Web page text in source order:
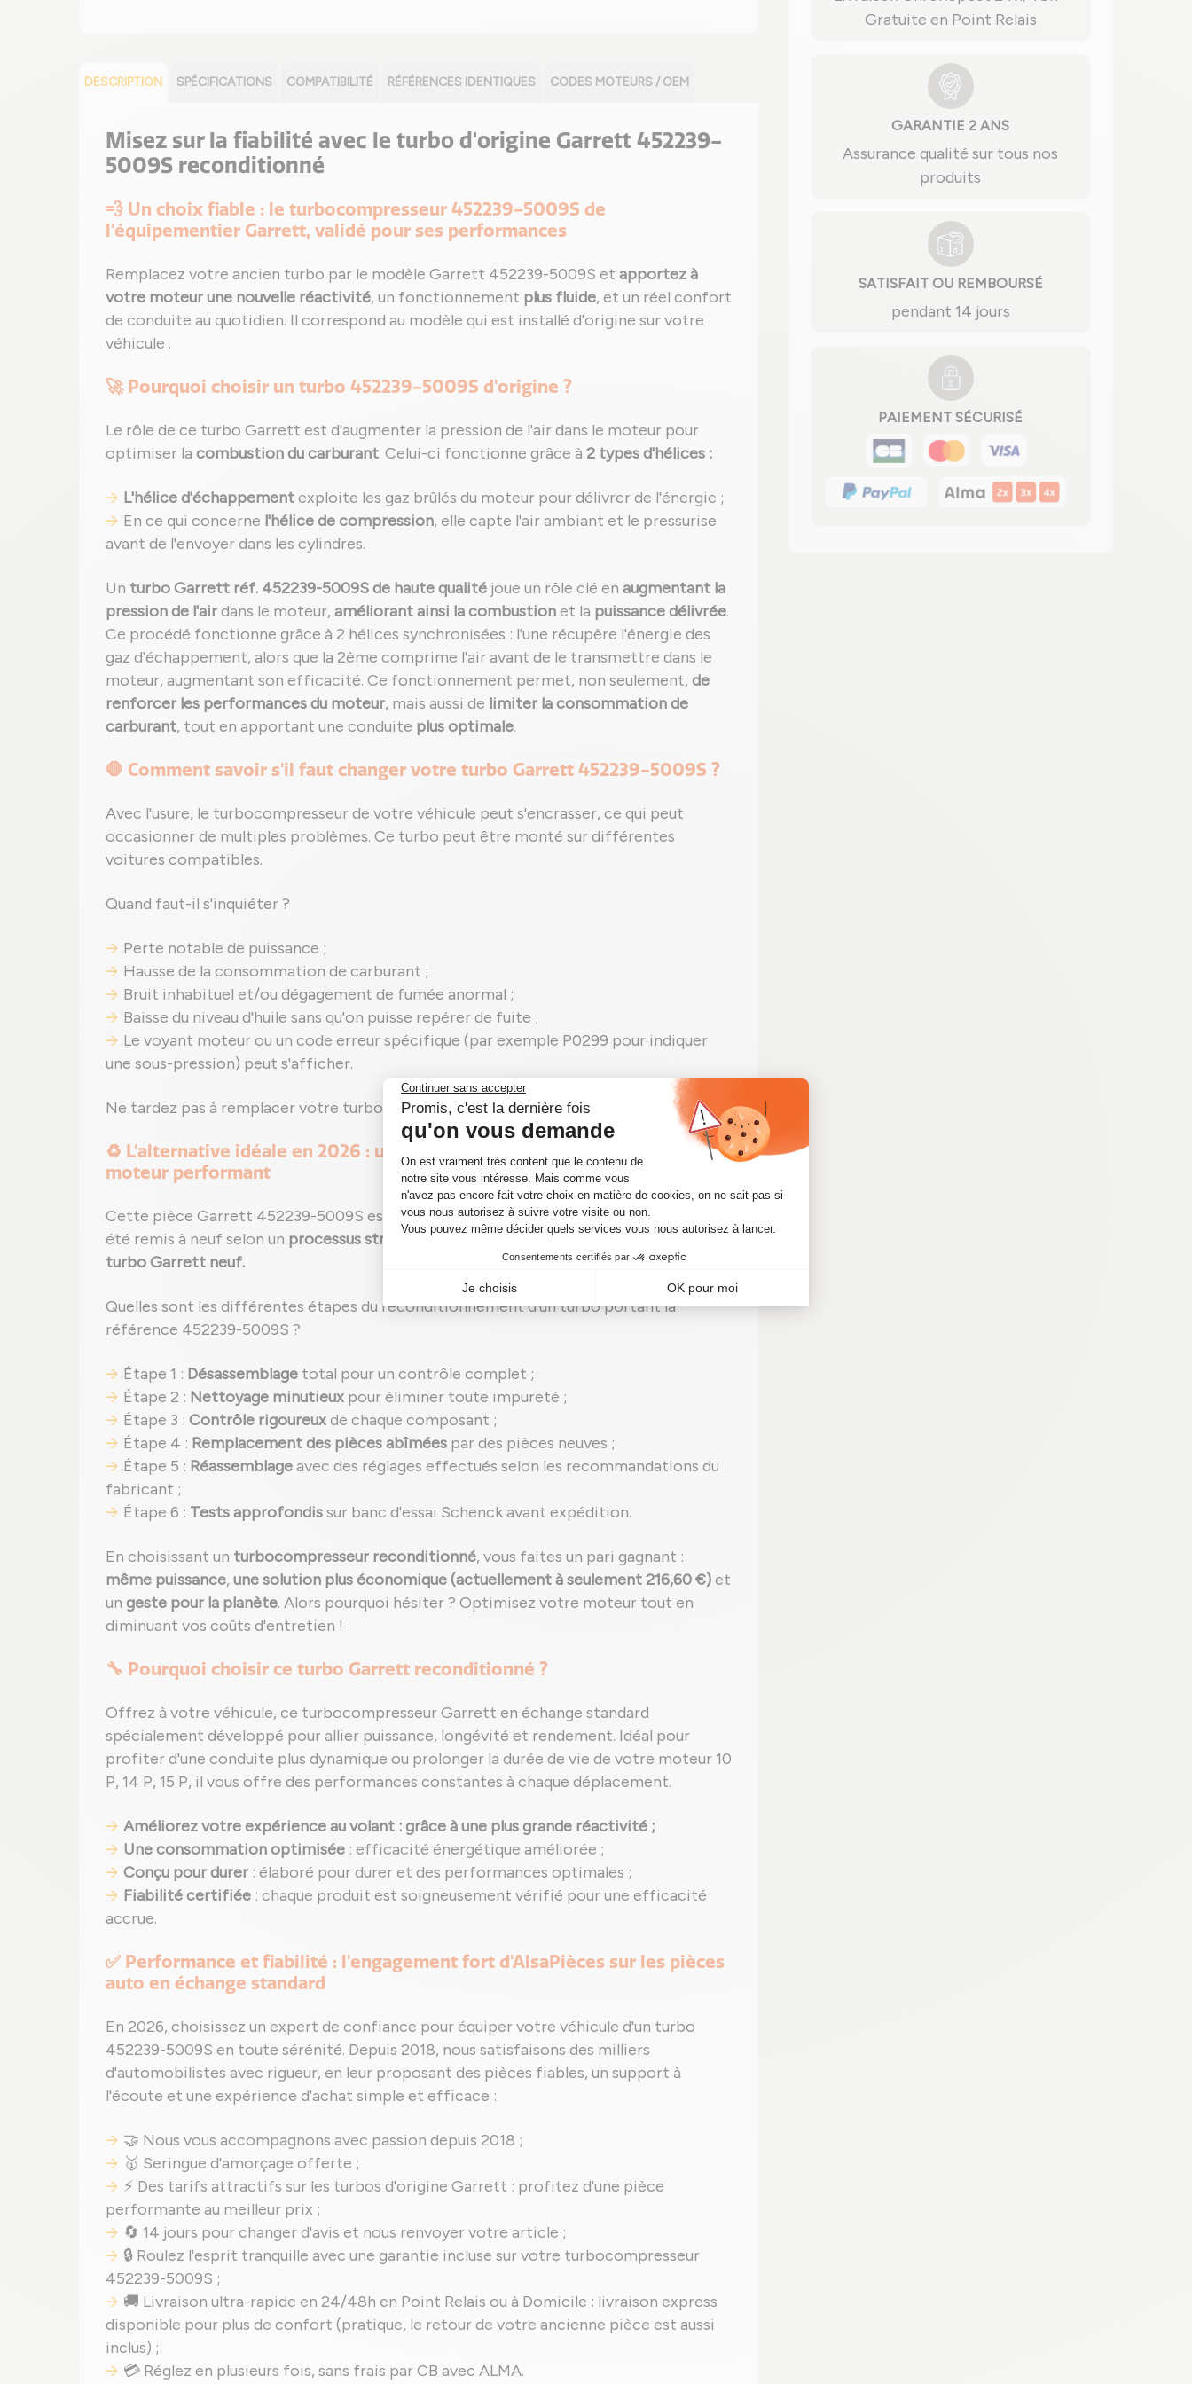
DESCRIPTION SPÉCIFICATIONS COMPATIBILITÉ RÉFÉRENCES IDENTIQUES CODES MOTEURS / OEM
Misez sur la fiabilité avec le turbo d'origine Garrett 452239-
5009S reconditionné
💨 Un choix fiable : le turbocompresseur 452239-5009S de
l'équipementier Garrett, validé pour ses performances
Remplacez votre ancien turbo par le modèle Garrett 452239-5009S et apportez à
votre moteur une nouvelle réactivité, un fonctionnement plus fluide, et un réel confort
de conduite au quotidien. Il correspond au modèle qui est installé d'origine sur votre
véhicule .
🚀 Pourquoi choisir un turbo 452239-5009S d'origine ?
Le rôle de ce turbo Garrett est d'augmenter la pression de l'air dans le moteur pour
optimiser la combustion du carburant. Celui-ci fonctionne grâce à 2 types d'hélices :
L'hélice d'échappementexploite les gaz brûlés du moteur pour délivrer de l'énergie ;
En ce qui concerne l'hélice de compression, elle capte l'air ambiant et le pressurise
avant de l'envoyer dans les cylindres.
Un turbo Garrett réf. 452239-5009S de haute qualité joue un rôle clé en augmentant la
pression de l'airdans le moteur, améliorant ainsi la combustionet la puissance délivrée.
Ce procédé fonctionne grâce à 2 hélices synchronisées : l'une récupère l'énergie des
gaz d'échappement, alors que la 2ème comprime l'air avant de le transmettre dans le
moteur, augmentant son efficacité. Ce fonctionnement permet, non seulement, de
renforcer les performances du moteur, mais aussi de limiter la consommation de
carburant, tout en apportant une conduite plus optimale.
🛑 Comment savoir s'il faut changer votre turbo Garrett 452239-5009S ?
Avec l'usure, le turbocompresseur de votre véhicule peut s'encrasser, ce qui peut
occasionner de multiples problèmes. Ce turbo peut être monté sur différentes
voitures compatibles.
Quand faut-il s'inquiéter ?
Perte notable de puissance ;
Hausse de la consommation de carburant ;
Bruit inhabituel et/ou dégagement de fumée anormal ;
Baisse du niveau d'huile sans qu'on puisse repérer de fuite ;
Le voyant moteur ou un code erreur spécifique (par exemple P0299 pour indiquer
une sous-pression) peut s'afficher.
Ne tardez pas à remplacer votre turbo 452239-5009S en panne.
♻️ L'alternative idéale en 2026 : un turbo Garrett reconditionné pour un
moteur performant
Cette pièce Garrett 452239-5009S est unturbo reconditionné, ce qui signifie qu'il a
été remis à neuf selon un processus strictgarantissant unequalité équivalente à un
turbo Garrett neuf.
Quelles sont les différentes étapes du reconditionnement d'un turbo portant la
référence 452239-5009S ?
Étape 1 : Désassemblage total pour un contrôle complet ;
Étape 2 : Nettoyage minutieux pour éliminer toute impureté ;
Étape 3 : Contrôle rigoureuxde chaque composant ;
Étape 4 : Remplacement des pièces abîmées par des pièces neuves ;
Étape 5 : Réassemblageavec des réglages effectués selon les recommandations du
fabricant ;
Étape 6 : Tests approfondissur banc d'essai Schenck avant expédition.
En choisissant un turbocompresseur reconditionné, vous faites un pari gagnant :
même puissance, une solution plus économique (actuellement à seulement 216,60 €)et
un geste pour la planète. Alors pourquoi hésiter ? Optimisez votre moteur tout en
diminuant vos coûts d'entretien !
🔧 Pourquoi choisir ce turbo Garrett reconditionné ?
Offrez à votre véhicule, ce turbocompresseur Garrett en échange standard
spécialement développé pour allier puissance, longévité et rendement. Idéal pour
profiter d'une conduite plus dynamique ou prolonger la durée de vie de votre moteur 10
P, 14 P, 15 P, il vous offre des performances constantes à chaque déplacement.
Améliorez votre expérience au volant : grâce à une plus grande réactivité ;
Une consommation optimisée : efficacité énergétique améliorée ;
Conçu pour durer : élaboré pour durer et des performances optimales ;
Fiabilité certifiée : chaque produit est soigneusement vérifié pour une efficacité
accrue.
✅ Performance et fiabilité : l'engagement fort d'AlsaPièces sur les pièces
auto en échange standard
En 2026, choisissez un expert de confiance pour équiper votre véhicule d'un turbo
452239-5009S en toute sérénité. Depuis 2018, nous satisfaisons des milliers
d'automobilistes avec rigueur, en leur proposant des pièces fiables, un support à
l'écoute et une expérience d'achat simple et efficace :
🤝 Nous vous accompagnons avec passion depuis 2018 ;
🥇 Seringue d'amorçage offerte ;
⚡ Des tarifs attractifs sur les turbos d'origine Garrett : profitez d'une pièce
performante au meilleur prix ;
🔄 14 jours pour changer d'avis et nous renvoyer votre article ;
🔒 Roulez l'esprit tranquille avec une garantie incluse sur votre turbocompresseur
452239-5009S ;
🚚 Livraison ultra-rapide en 24/48h en Point Relais ou à Domicile : livraison express
disponible pour plus de confort (pratique, le retour de votre ancienne pièce est aussi
inclus) ;
💳 Réglez en plusieurs fois, sans frais par CB avec ALMA.
Gratuite en Point Relais
GARANTIE 2 ANS
Assurance qualité sur tous nos
produits
SATISFAIT OU REMBOURSÉ
pendant 14 jours
PAIEMENT SÉCURISÉ